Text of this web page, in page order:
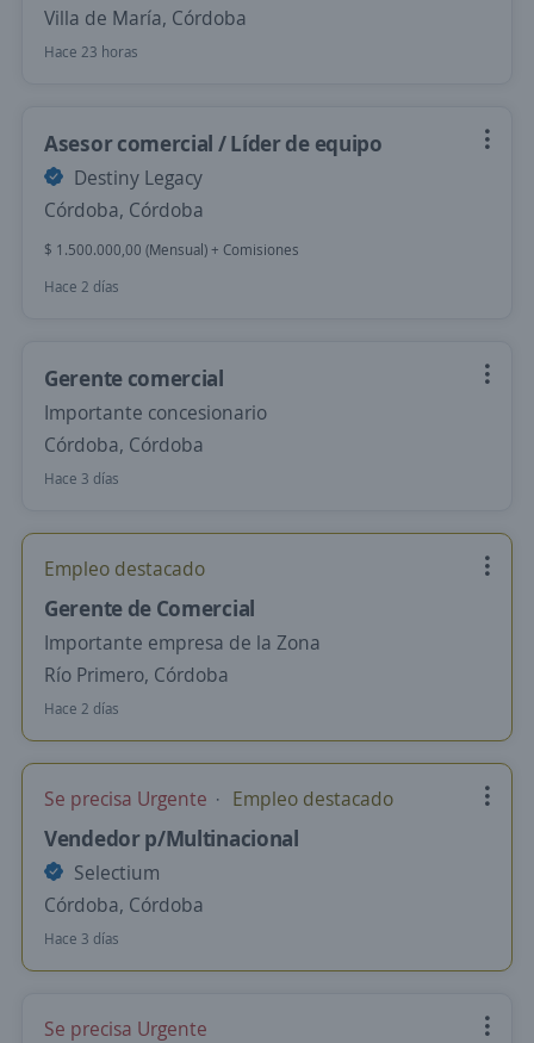
Villa de María, Córdoba
Hace 23 horas
Asesor comercial / Líder de equipo
Destiny Legacy
Córdoba, Córdoba
$ 1.500.000,00 (Mensual) + Comisiones
Hace 2 días
Gerente comercial
Importante concesionario
Córdoba, Córdoba
Hace 3 días
Empleo destacado
Gerente de Comercial
Importante empresa de la Zona
Río Primero, Córdoba
Hace 2 días
Se precisa Urgente Empleo destacado
Vendedor p/Multinacional
Selectium
Córdoba, Córdoba
Hace 3 días
Se precisa Urgente